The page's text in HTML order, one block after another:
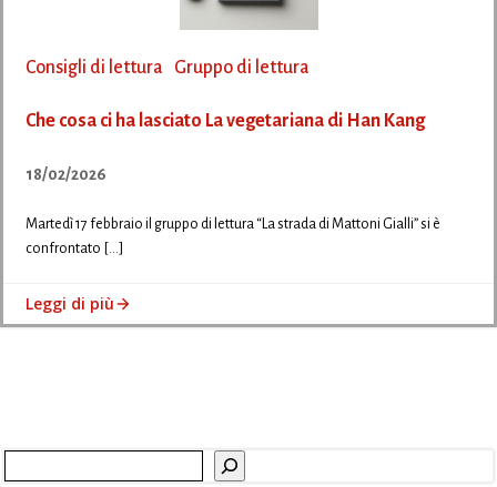
Consigli di lettura Gruppo di lettura
Che cosa ci ha lasciato La vegetariana di Han Kang
18/02/2026
Martedì 17 febbraio il gruppo di lettura “La strada di Mattoni Gialli” si è
confrontato […]
Leggi di più